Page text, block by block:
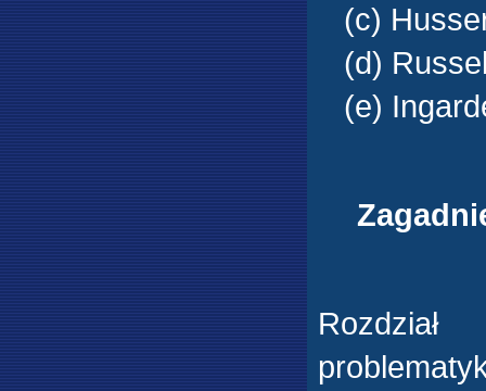
(c)
(d)
(e)